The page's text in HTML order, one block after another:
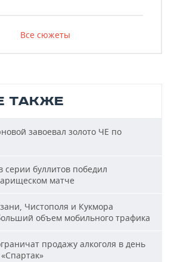
Все сюжеты
ТАКЖЕ
завоевал золото ЧЕ по
серии буллитов победил
матче
Чистополя и Кукмора
объем мобильного трафика
продажу алкоголя в день